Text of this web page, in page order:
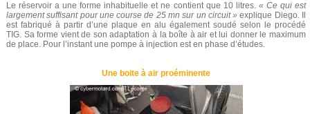
Le réservoir a une forme inhabituelle et ne contient que 10 litres. « Ce qui est
largement suffisant pour une course de 25 mn sur un circuit » explique Diego. Il
est fabriqué à partir d’une plaque en alu également soudé selon le procédé
TIG. Sa forme vient de son adaptation à la boîte à air et lui donner le maximum
de place. Pour l’instant une pompe à injection est en phase d’études.
Une boite à air proéminente